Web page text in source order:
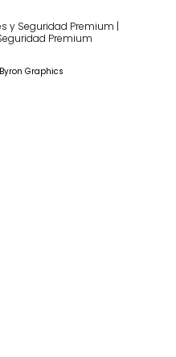
y Seguridad Premium |
Premium
Byron Graphics